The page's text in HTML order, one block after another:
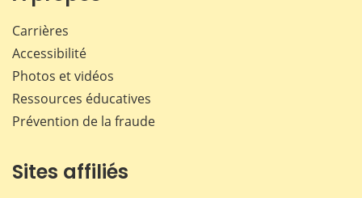
Carrières
Accessibilité
Photos et vidéos
Ressources éducatives
Prévention de la fraude
Sites affiliés